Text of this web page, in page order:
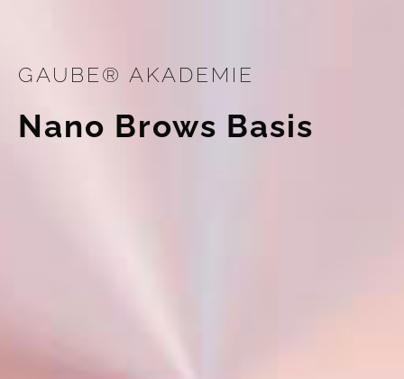
GAUBE® AKADEMIE
Nano Brows Basis